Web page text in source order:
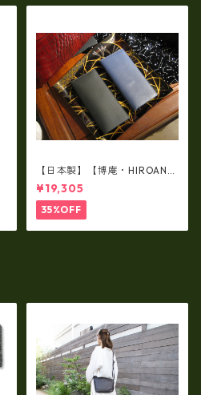
【日本製】【博庵・HIROAN】
最高級牛革（ボーテッド）札
入れ・長財布 ha-21535
¥19,305
35%OFF